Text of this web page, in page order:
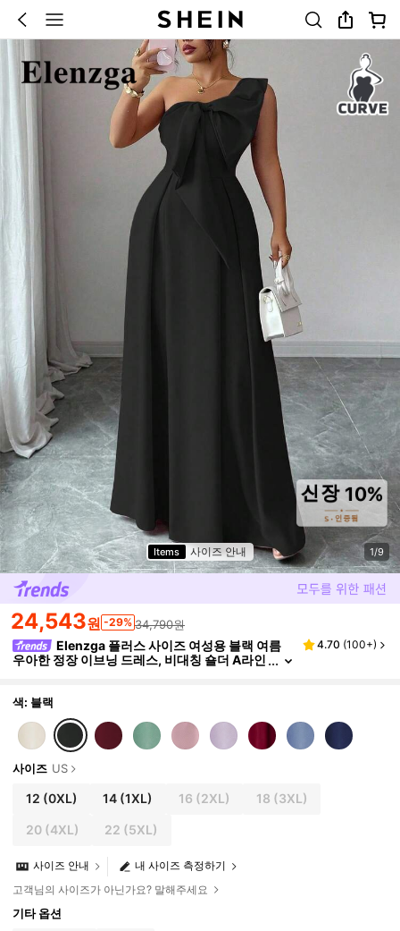
Items 사이즈 안내 1/9
24,543원 -29% 34,790원
Elenzga 플러스 사이즈 여성용 블랙 여름
우아한 정장 이브닝 드레스, 비대칭 숄더 A라인
4.70 (100+)
색: 블랙
사이즈 US
12 (0XL) 14 (1XL) 16 (2XL) 18 (3XL)
20(4XL) 22 (5XL)
내 사이즈 측정하기
사이즈 안내
고객님의 사이즈가 아닌가요? 말해주세요
기타 옵션